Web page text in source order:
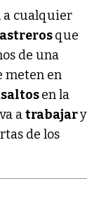
, a cualquier
que
de una
meten en
en la
atrabajary
de los